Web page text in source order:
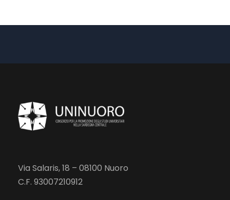
Via Salaris, 18 – 08100 Nuoro
C.F. 93007210912